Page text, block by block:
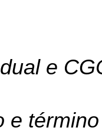
e
e